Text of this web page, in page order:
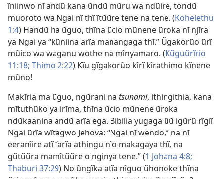
ĩniinwo nĩ andũ kana ũndũ mũru wa ndũire, tondũ
muoroto wa Ngai nĩ thĩ ĩtũũre tene na tene. (Kohelethu
1:4) Handũ ha ũguo, thĩna ũcio mũnene ũroka nĩ njĩra
ya Ngai ya “kũniina arĩa manangaga thĩ.” Ũgakorũo ũrĩ
mũico wa waganu wothe na mĩnyamaro. (Kũguũrĩrio
11:18; Thimo 2:22) Kĩu gĩgakorũo kĩrĩ kĩrathimo kĩnene
mũno!
Makĩria ma ũguo, ngũrani na tsunami, ithingithia, kana
mĩtuthũko ya irĩma, thĩna ũcio mũnene ũroka
ndũkaanina andũ arĩa ega. Bibilia yugaga ũũ igũrũ rĩgiĩ
Ngai ũrĩa wĩtagwo Jehova: “Ngai nĩ wendo,” na nĩ
eeranĩire atĩ “arĩa athingu nĩo makagaya thĩ, na
gũtũũra mamĩtũũre o nginya tene.” (1 Johana 4:8;
Thaburi 37:29) No ũngĩka atĩa nĩguo ũhonoke thĩna